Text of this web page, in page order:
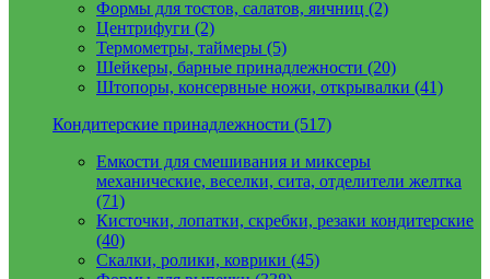
Формы для тостов, салатов, яичниц (2)
Центрифуги (2)
Термометры, таймеры (5)
Шейкеры, барные принадлежности (20)
Штопоры, консервные ножи, открывалки (41)
Кондитерские принадлежности (517)
Емкости для смешивания и миксеры
механические, веселки, сита, отделители желтка
(71)
Кисточки, лопатки, скребки, резаки кондитерские
(40)
Скалки, ролики, коврики (45)